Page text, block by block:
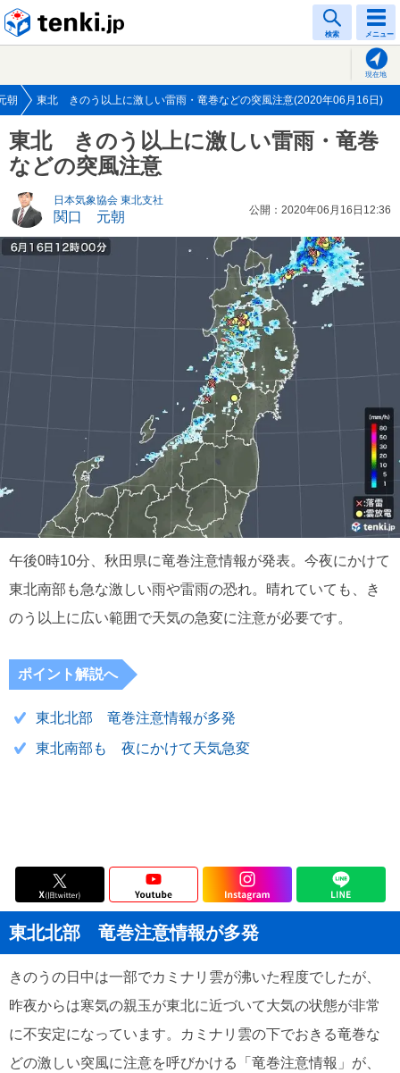
検索 メニュー
現在地
朝 東北 きのう以上に激しい雷雨・竜巻などの突風注意(2020年06月16日)
東北 きのう以上に激しい雷雨・竜巻
などの突風注意
日本気象協会 東北支社
関口 元朝 公開：2020年06月16日12:36
午後0時10分、秋田県に竜巻注意情報が発表。今夜にかけて
東北南部も急な激しい雨や雷雨の恐れ。晴れていても、き
のう以上に広い範囲で天気の急変に注意が必要です。
ポイント解説へ
東北北部 竜巻注意情報が多発
東北南部も 夜にかけて天気急変
東北北部 竜巻注意情報が多発
きのうの日中は一部でカミナリ雲が沸いた程度でしたが、
昨夜からは寒気の親玉が東北に近づいて大気の状態が非常
に不安定になっています。カミナリ雲の下でおきる竜巻な
どの激しい突風に注意を呼びかける「竜巻注意情報」が、